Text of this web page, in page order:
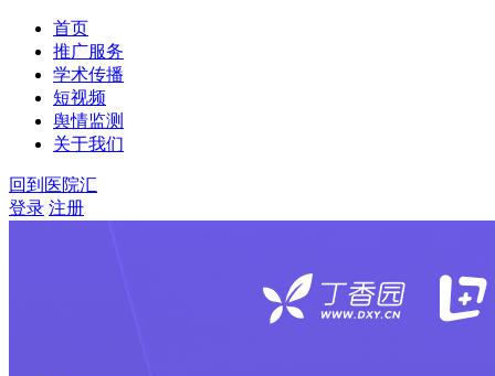
首页
推广服务
学术传播
短视频
舆情监测
关于我们
回到医院汇
登录 注册